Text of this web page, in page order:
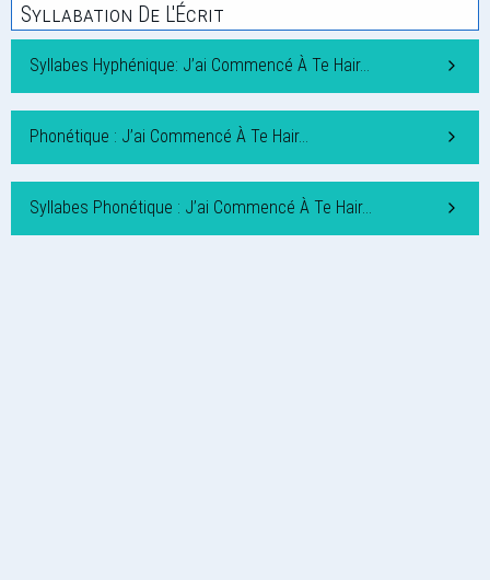
Syllabation De L'Écrit
Syllabes Hyphénique: J’ai Commencé À Te Hair…
Phonétique : J’ai Commencé À Te Hair…
Syllabes Phonétique : J’ai Commencé À Te Hair…